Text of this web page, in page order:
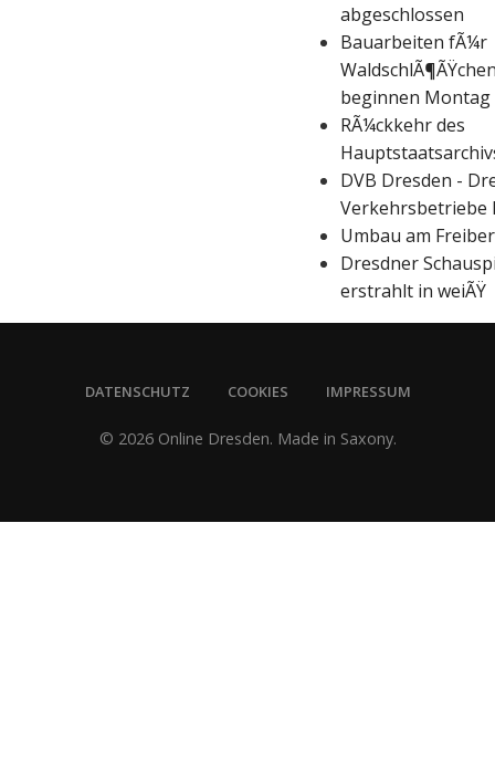
abgeschlossen
Bauarbeiten fÃ¼r
beginnen Montag
RÃ¼ckkehr des
DVB Dresden -
Verkehrsbetriebe
Umbau am
Dresdner
erstrahlt in weiÃŸ
DATENSCHUTZ COOKIES IMPRESSUM
© 2026 Online Dresden. Made in Saxony.